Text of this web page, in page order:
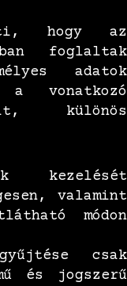
hogy az
foglaltak
adatok
vonatkozó
különös
kezelését
valamint
módon
csak
és jogszerű